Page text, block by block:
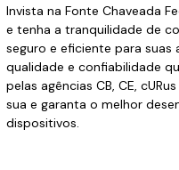
Invista na Fonte Chaveada
e tenha a tranquilidade de
seguro e eficiente para suas
qualidade e confiabilidade
pelas agências CB, CE,
sua e garanta o melhor
dispositivos.